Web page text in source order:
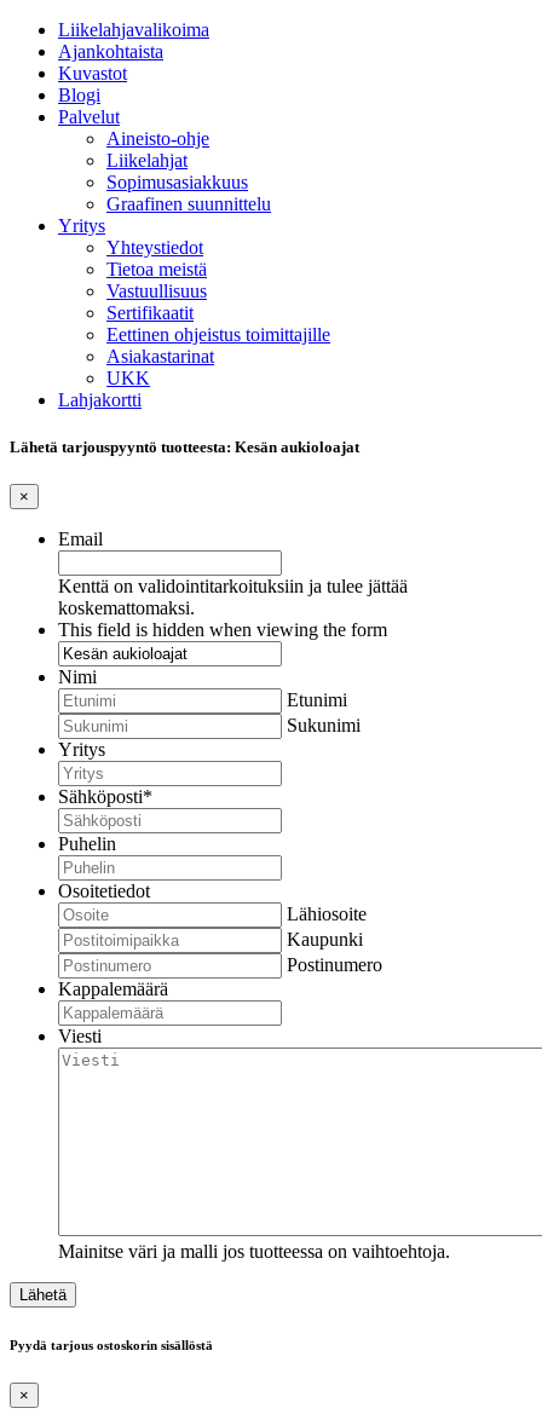
Liikelahjavalikoima
Ajankohtaista
Kuvastot
Blogi
Palvelut
Aineisto-ohje
Liikelahjat
Sopimusasiakkuus
Graafinen suunnittelu
Yritys
Yhteystiedot
Tietoa meistä
Vastuullisuus
Sertifikaatit
Eettinen ohjeistus toimittajille
Asiakastarinat
UKK
Lahjakortti
Lähetä tarjouspyyntö tuotteesta: Kesän aukioloajat
×
Email
Kenttä on validointitarkoituksiin ja tulee jättää
koskemattomaksi.
This field is hidden when viewing the form
Nimi
Etunimi
Sukunimi
Yritys
Sähköposti*
Puhelin
Osoitetiedot
Lähiosoite
Kaupunki
Postinumero
Kappalemäärä
Viesti
Mainitse väri ja malli jos tuotteessa on vaihtoehtoja.
Pyydä tarjous ostoskorin sisällöstä
×